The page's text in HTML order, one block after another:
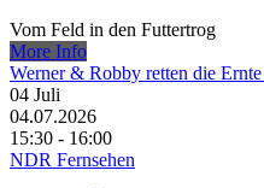
Vom Feld in den Futtertrog
More Info
Werner & Robby retten die
04 Juli
04.07.2026
15:30 - 16:00
NDR Fernsehen